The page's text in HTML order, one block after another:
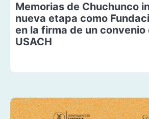
Memorias de Chuchunco
nueva etapa como
en la firma de un convenio
USACH